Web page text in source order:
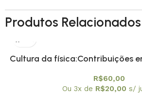
Produtos Relacionados
Cultura da física:Contribuições
R$60,00
Ou 3x de R$20,00 s/